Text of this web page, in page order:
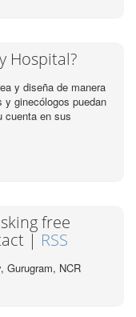
Hospital?
y diseña de manera
y ginecólogos puedan
cuenta en sus
free
| RSS
Gurugram, NCR